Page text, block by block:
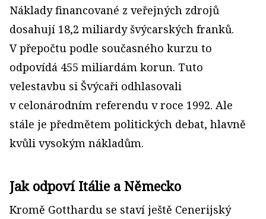
Náklady financované z veřejných zdrojů
dosahují 18,2 miliardy švýcarských franků.
V přepočtu podle současného kurzu to
odpovídá 455 miliardám korun. Tuto
velestavbu si Švýcaři odhlasovali
v celonárodním referendu v roce 1992. Ale
stále je předmětem politických debat, hlavně
kvůli vysokým nákladům.
Jak odpoví Itálie a Německo
Kromě Gotthardu se staví ještě Cenerijský